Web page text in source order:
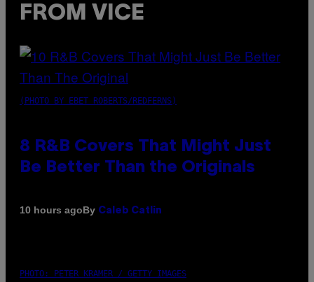
FROM VICE
(PHOTO BY EBET ROBERTS/REDFERNS)
8 R&B Covers That Might Just
Be Better Than the Originals
10 hours agoBy Caleb Catlin
PHOTO: PETER KRAMER / GETTY IMAGES